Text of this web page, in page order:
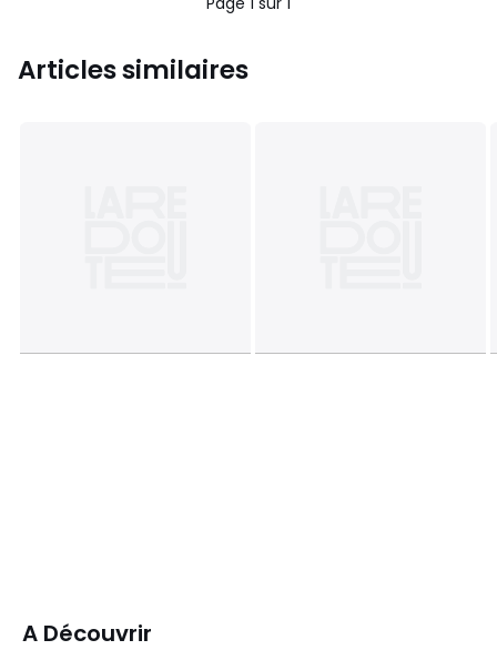
Articles similaires
A Découvrir